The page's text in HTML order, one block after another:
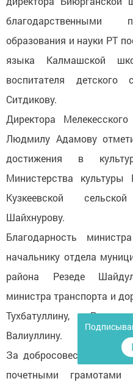
благодарственными
образования и науки РТ
языка Калмашской
воспитателя
Ситдикову.
Директора
Людмилу Адамову
достижения в
Министерства
Кузкеевской
Шайхнурову.
Благодарность
начальнику отдела
района Резеде
министра транспорта и
Тухбатуллину,
Валиуллину.
За добросовестный
почетными грамотами